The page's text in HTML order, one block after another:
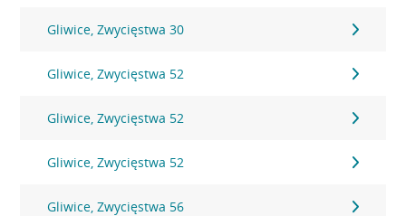
Gliwice, Zwycięstwa 30
Gliwice, Zwycięstwa 52
Gliwice, Zwycięstwa 52
Gliwice, Zwycięstwa 52
Gliwice, Zwycięstwa 56